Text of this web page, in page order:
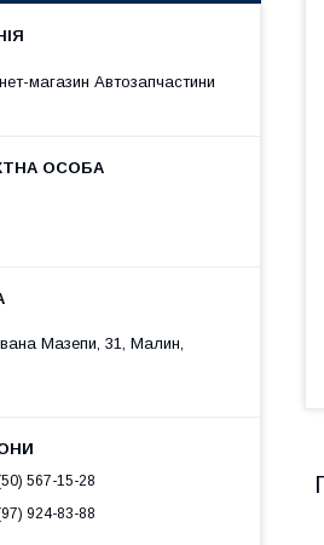
магазин Автозапчастини
Мазепи, 31, Малин,
567-15-28
924-83-88